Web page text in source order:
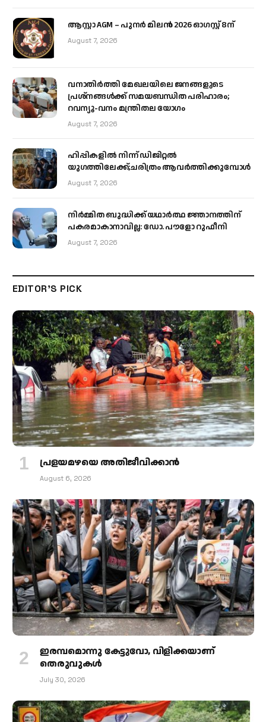
ആസ്റ്റാ AGM – പുനർ മിലൻ 2026 ഓഗസ്റ്റ് 8ന്
August 7, 2026
വനാതിർത്തി മേഖലയിലെ ജനങ്ങളുടെ
പ്രശ്നങ്ങൾക്ക് സമയബന്ധിത പരിഹാരം;
റവന്യൂ-വനം മന്ത്രിതല യോഗം
August 7, 2026
ഹിപ്പികളില്‍ നിന്ന് ഡിജിറ്റല്‍
യുഗത്തിലേക്ക്;ചരിത്രം ആവര്‍ത്തിക്കുമ്പോള്‍
August 7, 2026
നിർമ്മിത ബുദ്ധിക്ക് യഥാർത്ഥ ജ്ഞാനത്തിന്
പകരമാകാനാവില്ല: ഡോ. പൗളോ റുഫീനി
August 7, 2026
EDITOR'S PICK
പ്രളയമഴയെ അതിജീവിക്കാന്‍
August 6, 2026
ഇരമ്പമൊന്നു കേട്ടുവോ, വിളിക്കയാണ്
തെരുവുകള്‍
July 30, 2026